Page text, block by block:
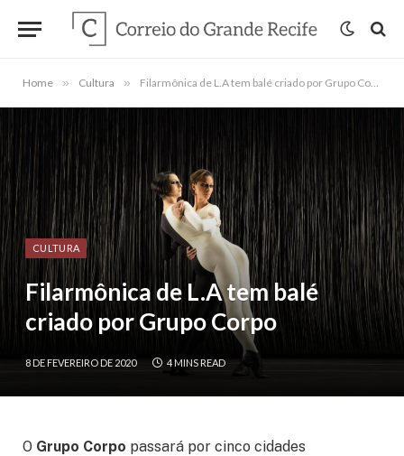
Home » Cultura » Filarmônica de L.A tem balé criado por Grupo Corpo
CULTURA
Filarmônica de L.A tem balé
criado por Grupo Corpo
8 DE FEVEREIRO DE 2020 4 MINS READ
O Grupo Corpo passará por cinco cidades